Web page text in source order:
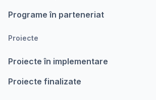
Programe în parteneriat
Proiecte
Proiecte în implementare
Proiecte finalizate